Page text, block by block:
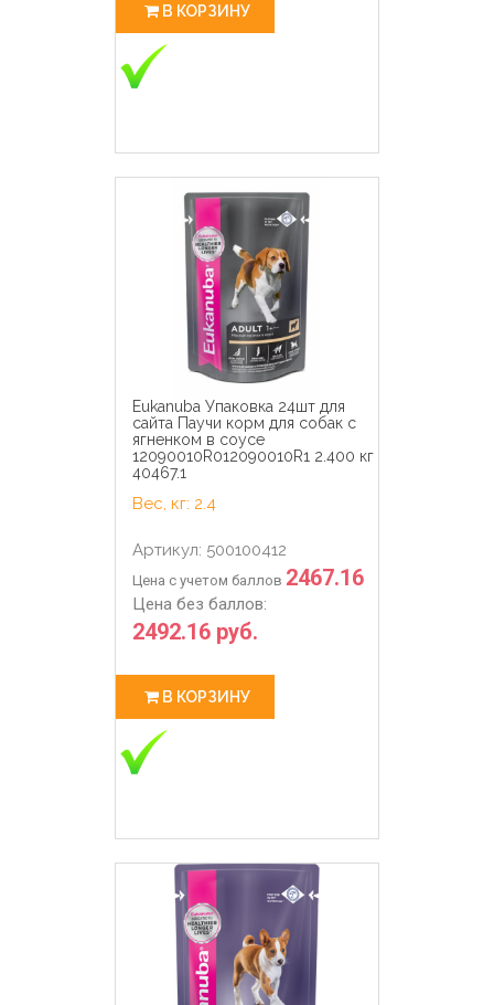
В КОРЗИНУ
Eukanuba Упаковка 24шт для
сайта Паучи корм для собак с
ягненком в соусе
12090010R012090010R1 2.400 кг
40467.1
Вес, кг: 2.4
Артикул: 500100412
Цена с учетом баллов 2467.16
Цена без баллов:
2492.16 руб.
В КОРЗИНУ